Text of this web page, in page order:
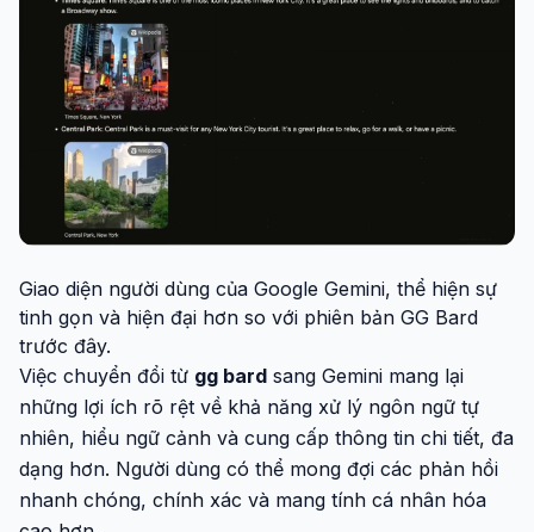
Giao diện người dùng của Google Gemini, thể hiện sự
tinh gọn và hiện đại hơn so với phiên bản GG Bard
trước đây.
Việc chuyển đổi từ gg bard sang Gemini mang lại
những lợi ích rõ rệt về khả năng xử lý ngôn ngữ tự
nhiên, hiểu ngữ cảnh và cung cấp thông tin chi tiết, đa
dạng hơn. Người dùng có thể mong đợi các phản hồi
nhanh chóng, chính xác và mang tính cá nhân hóa